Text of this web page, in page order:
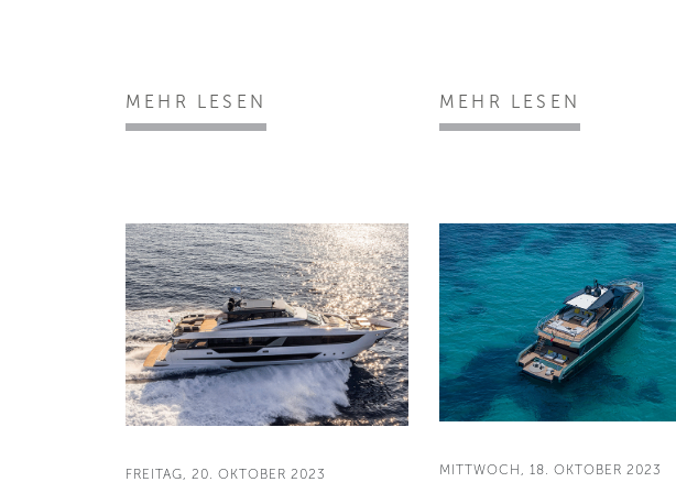
MEHR LESEN MEHR LESEN
FREITAG, 20. OKTOBER 2023 MITTWOCH, 18. OKTOBER 2023